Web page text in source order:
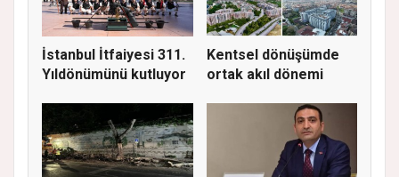
İstanbul İtfaiyesi 311.
Yıldönümünü kutluyor
Kentsel dönüşümde
ortak akıl dönemi